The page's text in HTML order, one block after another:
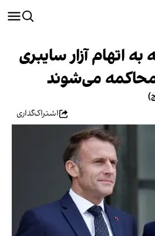
به اتهام آزار سایبری
می‌شوند
اشتراک‌گذاری